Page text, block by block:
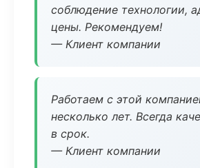
соблюдение технологии,
цены. Рекомендуем!
— Клиент компании
Работаем с этой
несколько лет. Всегда
в срок.
— Клиент компании